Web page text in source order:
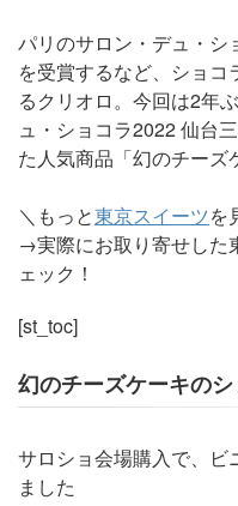
パリのサロン・デュ・シ
を受賞するなど、ショ
るクリオロ。今回は2年
ュ・ショコラ2022 仙台
た人気商品「幻のチーズ
＼もっと東京スイーツを
→実際にお取り寄せした
ェック！
[st_toc]
幻のチーズケーキの
サロショ会場購入で、ビ
ました